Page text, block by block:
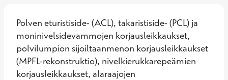
Polven eturistiside- (ACL), takaristiside- (PCL) ja
moninivelsidevammojen korjausleikkaukset,
polvilumpion sijoiltaanmenon korjausleikkaukset
(MPFL-rekonstruktio), nivelkierukkarepeämien
korjausleikkaukset, alaraajojen